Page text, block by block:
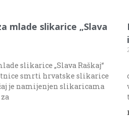
mlade slikarice „Slava
slikarice „Slava Raškaj“
smrti hrvatske slikarice
je namijenjen slikaricama